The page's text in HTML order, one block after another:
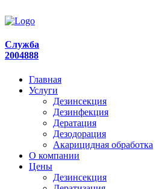
Служба
2004888
Главная
Услуги
Дезинсекция
Дезинфекция
Дератация
Дезодорация
Акарицидная обработка
О компании
Цены
Дезинсекция